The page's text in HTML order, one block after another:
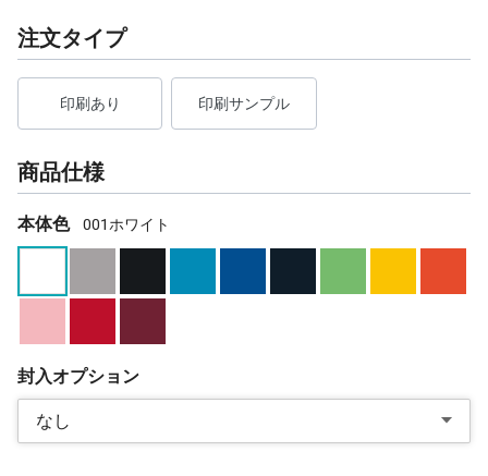
注文タイプ
印刷あり 印刷サンプル
商品仕様
本体色 001ホワイト
封入オプション
なし